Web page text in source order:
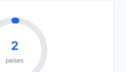
2
países